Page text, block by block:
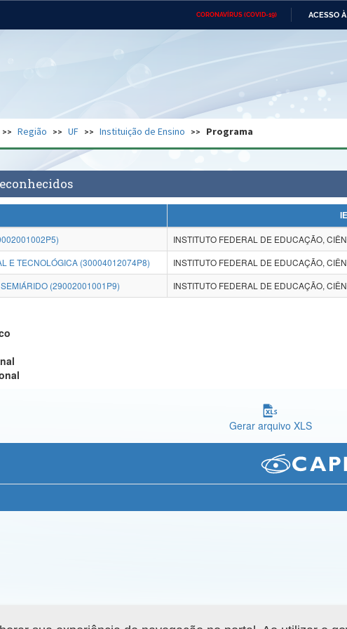
CORONAVÍRUS (COVID-19) ACESSO
Ministério das
Ministério do Desenvolvimento
Regional
Gabinete de Segurança Advocacia-Geral da União Banco Central do
Região UF Instituição de Ensino Programa
INSTITUTO FEDERAL DE EDUCAÇÃO,
E TECNOLÓGICA (30004012074P8)
INSTITUTO FEDERAL DE EDUCAÇÃO,
(29002001001P9)
INSTITUTO FEDERAL DE EDUCAÇÃO,
Gerar arquivo XLS